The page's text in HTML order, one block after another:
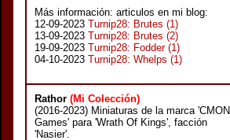
Más información: articulos en mi blog:
12-09-2023 Turnip28: Brutes (1)
13-09-2023 Turnip28: Brutes (2)
19-09-2023 Turnip28: Fodder (1)
04-10-2023 Turnip28: Whelps (1)
Rathor (Mi Colección)
(2016-2023) Miniaturas de la marca 'CMON
Games' para 'Wrath Of Kings', facción
'Nasier'.